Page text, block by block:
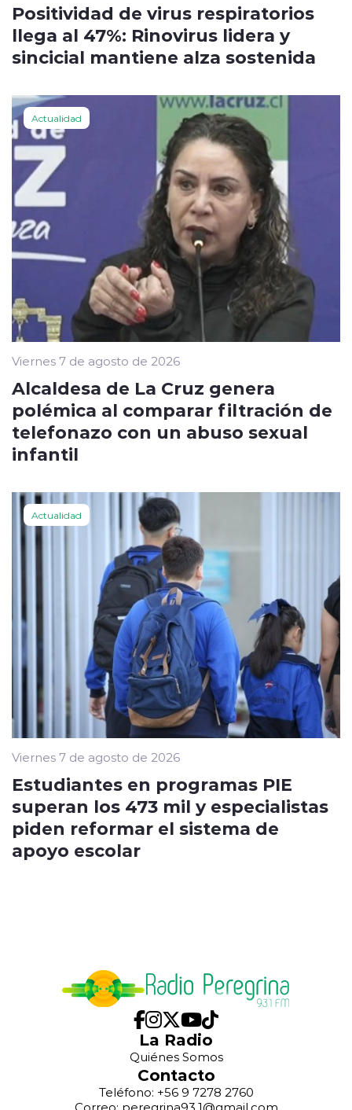
Positividad de virus respiratorios
llega al 47%: Rinovirus lidera y
sincicial mantiene alza sostenida
Actualidad
Viernes 7 de agosto de 2026
Alcaldesa de La Cruz genera
polémica al comparar filtración de
telefonazo con un abuso sexual
infantil
Actualidad
Viernes 7 de agosto de 2026
Estudiantes en programas PIE
superan los 473 mil y especialistas
piden reformar el sistema de
apoyo escolar
La Radio
Quiénes Somos
Contacto
Teléfono: +56 9 7278 2760